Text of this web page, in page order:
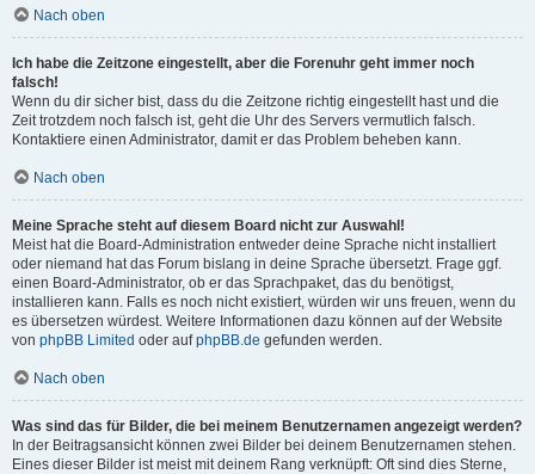
Nach oben
Ich habe die Zeitzone eingestellt, aber die Forenuhr geht immer noch
falsch!
Wenn du dir sicher bist, dass du die Zeitzone richtig eingestellt hast und die
Zeit trotzdem noch falsch ist, geht die Uhr des Servers vermutlich falsch.
Kontaktiere einen Administrator, damit er das Problem beheben kann.
Nach oben
Meine Sprache steht auf diesem Board nicht zur Auswahl!
Meist hat die Board-Administration entweder deine Sprache nicht installiert
oder niemand hat das Forum bislang in deine Sprache übersetzt. Frage ggf.
einen Board-Administrator, ob er das Sprachpaket, das du benötigst,
installieren kann. Falls es noch nicht existiert, würden wir uns freuen, wenn du
es übersetzen würdest. Weitere Informationen dazu können auf der Website
von phpBB Limited oder aufphpBB.de gefunden werden.
Nach oben
Was sind das für Bilder, die bei meinem Benutzernamen angezeigt werden?
In der Beitragsansicht können zwei Bilder bei deinem Benutzernamen stehen.
Eines dieser Bilder ist meist mit deinem Rang verknüpft: Oft sind dies Sterne,